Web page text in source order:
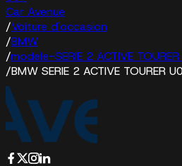
Car Avenue
/Voiture d'occasion
/BMW
/modele-SERIE 2 ACTIVE
/BMW SERIE 2 ACTIVE TOURER